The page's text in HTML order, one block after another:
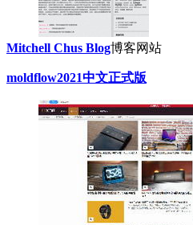
Mitchell Chus Blog博客网站
moldflow2021中文正式版